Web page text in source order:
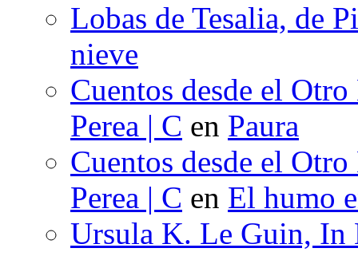
Lobas de Tesalia, de
nieve
Cuentos desde el
Perea | C en Paura
Cuentos desde el
Perea | C en El humo
Ursula K. Le Guin, In